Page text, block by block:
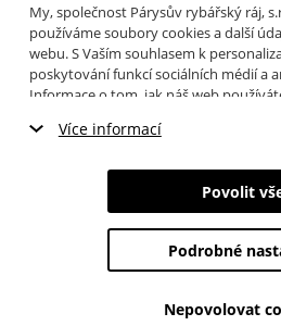
My, společnost Párysův rybářský ráj,
používáme soubory cookies a další
webu. S Vaším souhlasem k
poskytování funkcí sociálních médií a
Informace o tom, jak náš web
můžete přečíst, jak tyto informace
poskytli nebo které získali v důsledku
služby. Tyto údaje zahrnují cookies,
adresu a další informace spojené s
Více informací
Nezbytné cookies
Marketingové cookies
Analytické cookies
Údaje o uživatelích
Povolit
Podrobné
Nepovolovat